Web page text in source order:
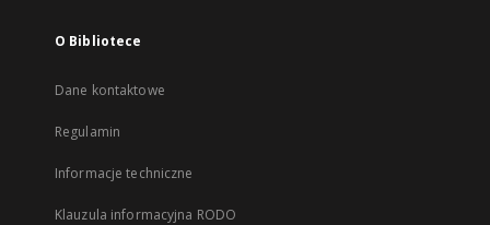
O Bibliotece
Dane kontaktowe
Regulamin
Informacje techniczne
Klauzula informacyjna RODO